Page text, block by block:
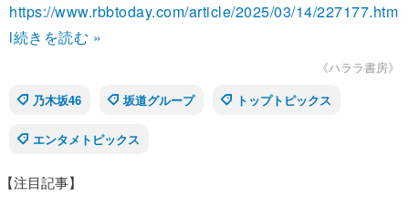
https://www.rbbtoday.com/article/2025/03/14/227177.htm
l続きを読む »
《ハララ書房》
乃木坂46
坂道グループ トップトピックス
エンタメトピックス
【注目記事】